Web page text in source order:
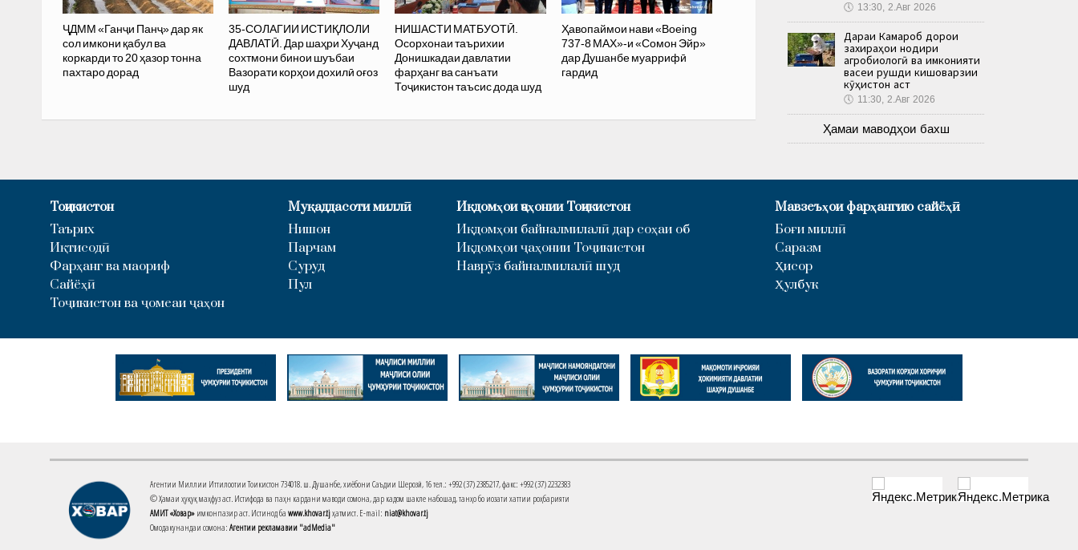
ҶДММ «Ганҷи Панҷ» дар як
сол имкони қабул ва
коркарди то 20 ҳазор тонна
пахтаро дорад
35-СОЛАГИИ ИСТИҚЛОЛИ
ДАВЛАТӢ. Дар шаҳри Хуҷанд
сохтмони бинои шуъбаи
Вазорати корҳои дохилӣ оғоз
шуд
НИШАСТИ МАТБУОТӢ.
Осорхонаи таърихии
Донишкадаи давлатии
фарҳанг ва санъати
Тоҷикистон таъсис дода шуд
Ҳавопаймои нави «Boeing
737-8 MAX»-и «Сомон Эйр»
дар Душанбе муаррифӣ
гардид
🕔 13:30, 2.Авг 2026
Дараи Камароб дорои
захираҳои нодири
агробиологӣ ва имконияти
васеи рушди кишоварзии
кӯҳистон аст
🕔 11:30, 2.Авг 2026
Ҳамаи маводҳои бахш
Тоҷикистон
Таърих
Иқтисодӣ
Фарҳанг ва маориф
Сайёҳӣ
Тоҷикистон ва ҷомеаи ҷаҳон
Муқаддасоти миллӣ
Нишон
Парчам
Суруд
Пул
Иқдомҳои ҷаҳонии Тоҷикистон
Иқдомҳои байналмилалӣ дар соҳаи об
Иқдомҳои ҷаҳонии Тоҷикистон
Наврӯз байналмилалӣ шуд
Мавзеъҳои фарҳангию сайёҳӣ
Боғи миллӣ
Саразм
Ҳисор
Ҳулбук
Агентии Миллии Иттилоотии Тоҷикистон 734018. ш. Душанбе, хиёбони Саъдии Шерозӣ, 16 тел.: +992 (37) 2385217, факс: +992 (37) 2232383
© Ҳамаи ҳуқуқ маҳфуз аст. Истифода ва паҳн кардани маводи сомона, дар кадом шакле набошад, танҳо бо иҷозати хаттии роҳбарияти
АМИТ «Ховар» имконпазир аст. Истинод ба www.khovar.tjҳатмист. E-mail: niat@khovar.tj
Омодакунандаи сомона: Агентии рекламавии "adMedia"